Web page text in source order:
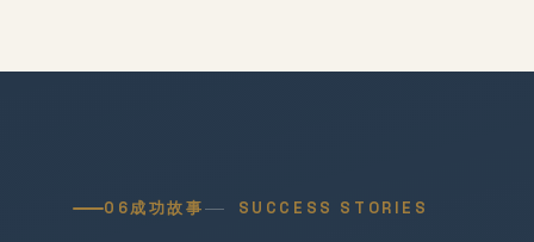
06成功故事 SUCCESS STORIES